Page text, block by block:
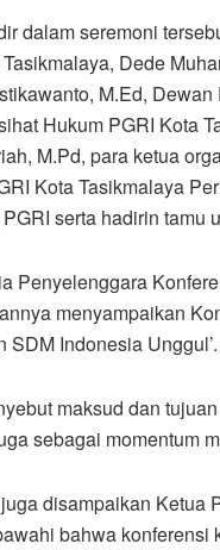
dalam seremoni
Dede
M.Ed,
Hukum PGRI Kota
M.Pd, para ketua
Kota Tasikmalaya
serta hadirin tamu
Penyelenggara
menyampaikan
SDM Indonesia Unggul’.
maksud dan
sebagai momentum
disampaikan Ketua
bahwa